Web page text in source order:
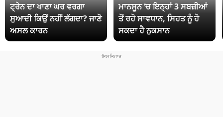
ਟ੍ਰੇਨ ਦਾ ਖਾਣਾ ਘਰ ਵਰਗਾ
ਸੁਆਦੀ ਕਿਉਂ ਨਹੀਂ ਲੱਗਦਾ? ਜਾਣੋ
ਅਸਲ ਕਾਰਨ
ਮਾਨਸੂਨ ‘ਚ ਇਨ੍ਹਾਂ 3 ਸਬਜ਼ੀਆਂ
ਤੋਂ ਰਹੋ ਸਾਵਧਾਨ, ਸਿਹਤ ਨੂੰ ਹੋ
ਸਕਦਾ ਹੈ ਨੁਕਸਾਨ